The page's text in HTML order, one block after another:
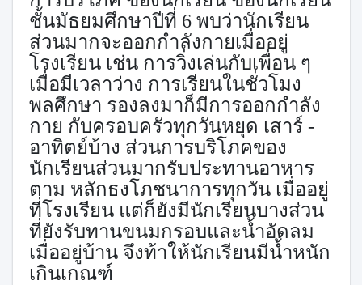
ชั้นมัธยมศึกษาปีที่ 6 พบว่านักเรียน
ส่วนมากจะออกกำลังกายเมื่ออยู่
โรงเรียน เช่น การวิ่งเล่นกับเพื่อน ๆ
เมื่อมีเวลาว่าง การเรียนในชั่วโมง
พลศึกษา รองลงมาก็มีการออกกำลัง
กาย กับครอบครัวทุกวันหยุด เสาร์ -
อาทิตย์บ้าง ส่วนการบริโภคของ
นักเรียนส่วนมากรับประทานอาหาร
ตาม หลักธงโภชนาการทุกวัน เมื่ออยู่
ที่โรงเรียน แต่ก็ยังมีนักเรียนบางส่วน
ที่ยังรับทานขนมกรอบและน้ำอัดลม
เมื่ออยู่บ้าน จึงท้าให้นักเรียนมีน้ำหนัก
เกินเกณฑ์